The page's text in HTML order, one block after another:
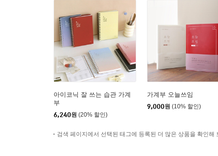
아이코닉 잘 쓰는 습관 가계
부
6,240원 (20% 할인)
가계부 오늘쓰임
9,000원 (10% 할인)
검색 페이지에서 선택된 태그에 등록된 더 많은 상품을 확인해